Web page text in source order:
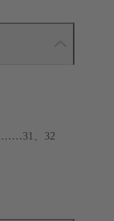
、32